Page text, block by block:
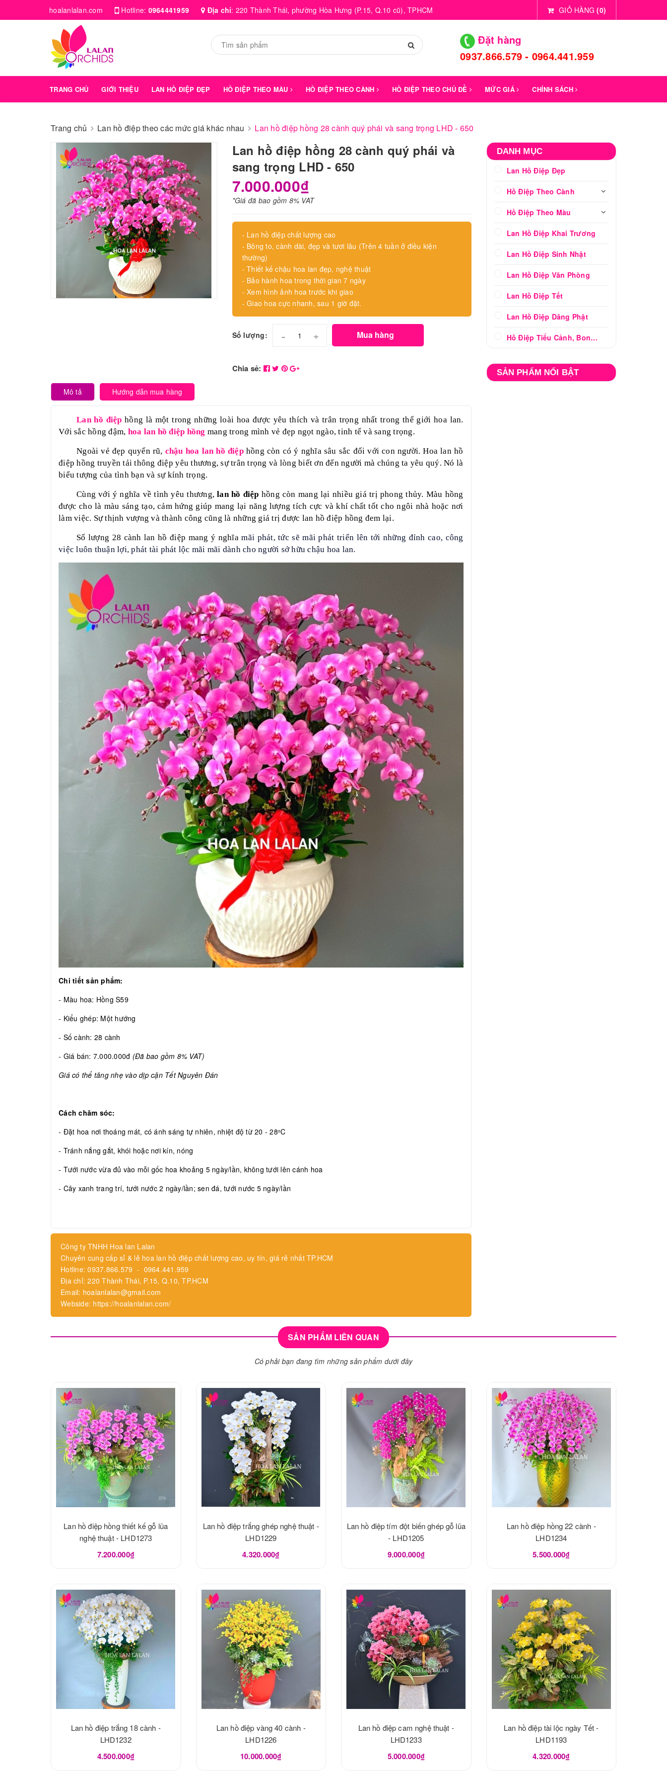
hoalanlalan.com Hotline: 0964441959 Địa chỉ: 220 Thành Thái, phường Hòa Hưng (P.15, Q.10 cũ), TPHCM GIỎ HÀNG (0)
Đặt hàng
0937.866.579 - 0964.441.959
TRANG CHỦ GIỚI THIỆU LAN HỒ ĐIỆP ĐẸP HỒ ĐIỆP THEO MÀU HỒ ĐIỆP THEO CÀNH HỒ ĐIỆP THEO CHỦ ĐỀ MỨC GIÁ CHÍNH SÁCH
Trang chủ Lan hồ điệp theo các mức giá khác nhau Lan hồ điệp hồng 28 cành quý phái và sang trọng LHD - 650
Lan hồ điệp hồng 28 cành quý phái và
sang trọng LHD - 650
7.000.000₫
*Giá đã bao gồm 8% VAT
- Lan hồ điệp chất lượng cao
- Bông to, cành dài, đẹp và tươi lâu (Trên 4 tuần ở điều kiện
thường)
- Thiết kế chậu hoa lan đẹp, nghệ thuật
- Bảo hành hoa trong thời gian 7 ngày
- Xem hình ảnh hoa trước khi giao
- Giao hoa cực nhanh, sau 1 giờ đặt.
Số lượng: - + Mua hàng
Chia sẻ:
Mô tả Hướng dẫn mua hàng
Lan hồ điệp hồng là một trong những loài hoa được yêu thích và trân trọng nhất trong thế giới hoa lan.
Với sắc hồng đậm, hoa lan hồ điệp hồng mang trong mình vẻ đẹp ngọt ngào, tinh tế và sang trọng.
Ngoài vẻ đẹp quyến rũ, chậu hoa lan hồ điệphồng còn có ý nghĩa sâu sắc đối với con người. Hoa lan hồ
điệp hồng truyền tải thông điệp yêu thương, sự trân trọng và lòng biết ơn đến người mà chúng ta yêu quý. Nó là
biểu tượng của tình bạn và sự kính trọng.
Cùng với ý nghĩa về tình yêu thương,lan hồ điệp hồng còn mang lại nhiều giá trị phong thủy. Màu hồng
được cho là màu sáng tạo, cảm hứng giúp mang lại năng lượng tích cực và khí chất tốt cho ngôi nhà hoặc nơi
làm việc. Sự thịnh vượng và thành công cũng là những giá trị được lan hồ điệp hồng đem lại.
Số lượng 28 cành lan hồ điệp mang ý nghĩamãi phát, tức sẽ mãi phát triển lên tới những đỉnh cao, công
việc luôn thuận lợi, phát tài phát lộc mãi mãi dành cho người sở hữu chậu hoa lan.
Chi tiết sản phẩm:
- Màu hoa: Hồng S59
- Kiểu ghép: Một hướng
- Số cành: 28 cành
- Giá bán: 7.000.000đ (Đã bao gồm 8% VAT)
Giá có thể tăng nhẹ vào dịp cận Tết Nguyên Đán
Cách chăm sóc:
- Đặt hoa nơi thoáng mát, có ánh sáng tự nhiên, nhiệt độ từ 20 - 28oC
- Tránh nắng gắt, khói hoặc nơi kín, nóng
- Tưới nước vừa đủ vào mỗi gốc hoa khoảng 5 ngày/lần, không tưới lên cánh hoa
- Cây xanh trang trí, tưới nước 2 ngày/lần; sen đá, tưới nước 5 ngày/lần
Công ty TNHH Hoa lan Lalan
Chuyên cung cấp sỉ & lẻ hoa lan hồ điệp chất lượng cao, uy tín, giá rẻ nhất TP.HCM
Hotline: 0937.866.579 - 0964.441.959
Địa chỉ: 220 Thành Thái, P.15, Q.10, TP.HCM
Email: hoalanlalan@gmail.com
Webside: https://hoalanlalan.com/
DANH MỤC
Lan Hồ Điệp Đẹp
Hồ Điệp Theo Cành
Hồ Điệp Theo Màu
Lan Hồ Điệp Khai Trương
Lan Hồ Điệp Sinh Nhật
Lan Hồ Điệp Văn Phòng
Lan Hồ Điệp Tết
Lan Hồ Điệp Dâng Phật
Hồ Điệp Tiểu Cảnh, Bonsai
SẢN PHẨM NỔI BẬT
SẢN PHẨM LIÊN QUAN
Có phải bạn đang tìm những sản phẩm dưới đây
Lan hồ điệp hồng thiết kế gỗ lũa
nghệ thuật - LHD1273
7.200.000₫
Lan hồ điệp trắng ghép nghệ thuật -
LHD1229
4.320.000₫
Lan hồ điệp tím đột biến ghép gỗ lũa
- LHD1205
9.000.000₫
Lan hồ điệp hồng 22 cành -
LHD1234
5.500.000₫
Lan hồ điệp trắng 18 cành -
LHD1232
4.500.000₫
Lan hồ điệp vàng 40 cành -
LHD1226
10.000.000₫
Lan hồ điệp cam nghệ thuật -
LHD1233
5.000.000₫
Lan hồ điệp tài lộc ngày Tết -
LHD1193
4.320.000₫